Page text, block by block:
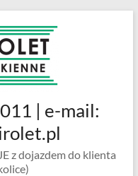
| e-mail:
z dojazdem do klienta